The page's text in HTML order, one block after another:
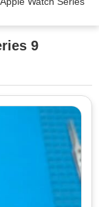
9